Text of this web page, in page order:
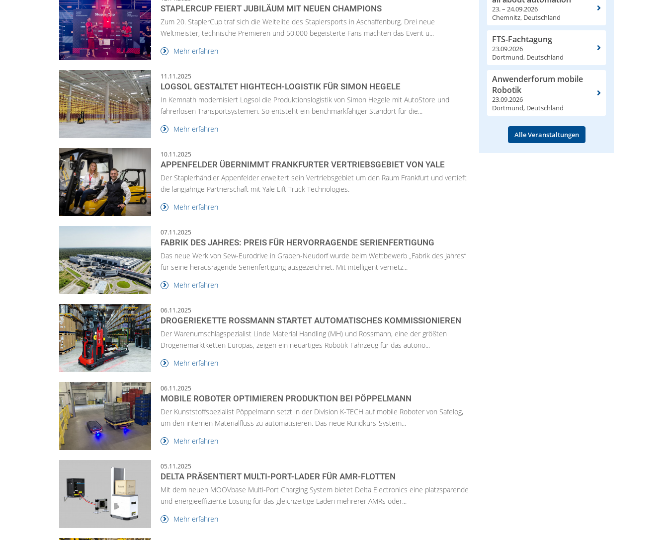
STAPLERCUP FEIERT JUBILÄUM MIT NEUEN CHAMPIONS
Zum 20. StaplerCup traf sich die Weltelite des Staplersports in Aschaffenburg. Drei neue
Weltmeister, technische Premieren und 50.000 begeisterte Fans machten das Event u...
Mehr erfahren
11.11.2025
LOGSOL GESTALTET HIGHTECH-LOGISTIK FÜR SIMON HEGELE
In Kemnath modernisiert Logsol die Produktionslogistik von Simon Hegele mit AutoStore und
fahrerlosen Transportsystemen. So entsteht ein benchmarkfähiger Standort für die...
Mehr erfahren
10.11.2025
APPENFELDER ÜBERNIMMT FRANKFURTER VERTRIEBSGEBIET VON YALE
Der Staplerhändler Appenfelder erweitert sein Vertriebsgebiet um den Raum Frankfurt und vertieft
die langjährige Partnerschaft mit Yale Lift Truck Technologies.
Mehr erfahren
07.11.2025
FABRIK DES JAHRES: PREIS FÜR HERVORRAGENDE SERIENFERTIGUNG
Das neue Werk von Sew-Eurodrive in Graben-Neudorf wurde beim Wettbewerb „Fabrik des Jahres“
für seine herausragende Serienfertigung ausgezeichnet. Mit intelligent vernetz...
Mehr erfahren
06.11.2025
DROGERIEKETTE ROSSMANN STARTET AUTOMATISCHES KOMMISSIONIEREN
Der Warenumschlagspezialist Linde Material Handling (MH) und Rossmann, eine der größten
Drogeriemarktketten Europas, zeigen ein neuartiges Robotik-Fahrzeug für das autono...
Mehr erfahren
06.11.2025
MOBILE ROBOTER OPTIMIEREN PRODUKTION BEI PÖPPELMANN
Der Kunststoffspezialist Pöppelmann setzt in der Division K-TECH auf mobile Roboter von Safelog,
um den internen Materialfluss zu automatisieren. Das neue Rundkurs-System...
Mehr erfahren
05.11.2025
DELTA PRÄSENTIERT MULTI-PORT-LADER FÜR AMR-FLOTTEN
Mit dem neuen MOOVbase Multi-Port Charging System bietet Delta Electronics eine platzsparende
und energieeffiziente Lösung für das gleichzeitige Laden mehrerer AMRs oder...
Mehr erfahren
23. – 24.09.2026
Chemnitz, Deutschland
FTS-Fachtagung
23.09.2026
Dortmund, Deutschland
Anwenderforum mobile
Robotik
23.09.2026
Dortmund, Deutschland
Alle Veranstaltungen